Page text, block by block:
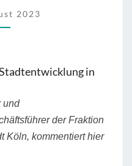
SEEBERG
2023
in
und
der Fraktion
Köln, kommentiert hier